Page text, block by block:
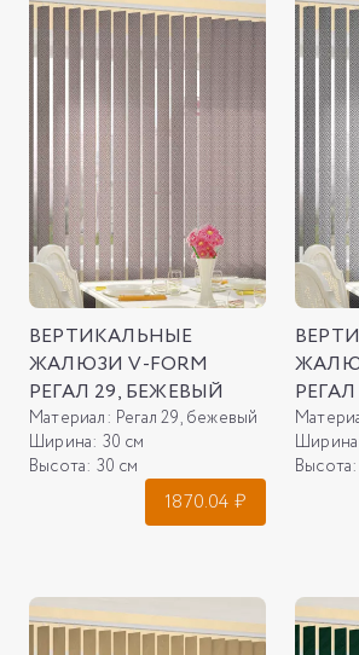
ВЕРТИКАЛЬНЫЕ
ЖАЛЮЗИ V-FORM
РЕГАЛ 29, БЕЖЕВЫЙ
Материал: Регал 29, бежевый
Ширина: 30 см
Высота: 30 см
1870.04 ₽
Высота: